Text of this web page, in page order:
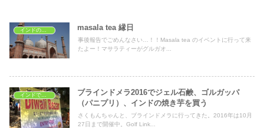
インドのイベント masala tea 縁日
事後報告でごめんなさい…！！Masala tea のイベントに行って来
たよー！マサラティーがグルガオ...
ブラインドメラ2016でジェル石鹸、ゴルガッパ
（パニプリ）、インドの焼き芋を買う
さくもんちゃんと、ブラインドメラに行ってきた。2016年は10月
27日まで開催中。Golf Link...